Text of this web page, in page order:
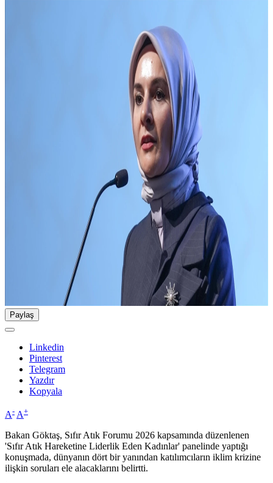
Paylaş
Linkedin
Pinterest
Telegram
Yazdır
Kopyala
A- A+
Bakan Göktaş, Sıfır Atık Forumu 2026 kapsamında düzenlenen
'Sıfır Atık Hareketine Liderlik Eden Kadınlar' panelinde yaptığı
konuşmada, dünyanın dört bir yanından katılımcıların iklim krizine
ilişkin soruları ele alacaklarını belirtti.